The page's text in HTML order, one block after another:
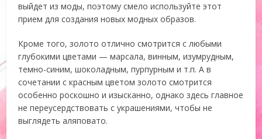
выйдет из моды, поэтому смело используйте этот
прием для создания новых модных образов.
Кроме того, золото отлично смотрится с любыми
глубокими цветами — марсала, винным, изумрудным,
темно-синим, шоколадным, пурпурным и т.п. А в
сочетании с красным цветом золото смотрится
особенно роскошно и изысканно, однако здесь главное
не переусердствовать с украшениями, чтобы не
выглядеть аляповато.